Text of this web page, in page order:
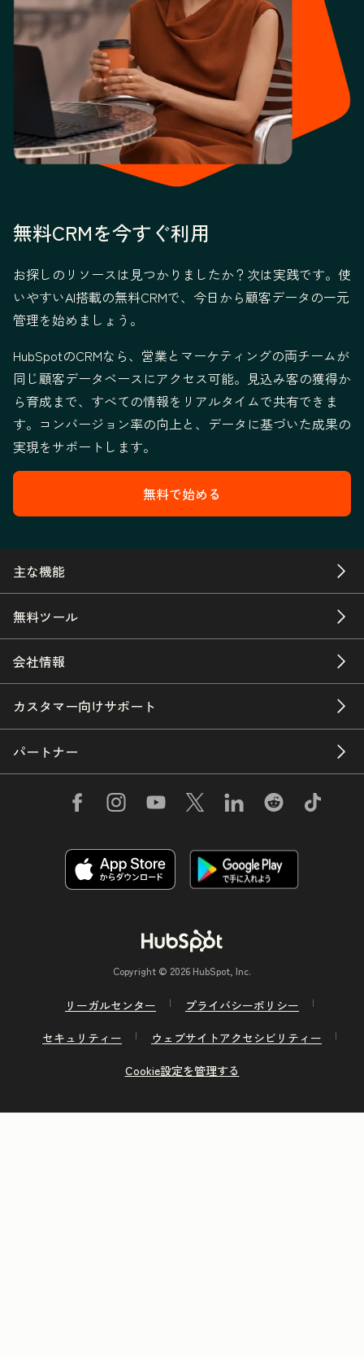
無料CRMを今すぐ利用
お探しのリソースは見つかりましたか？次は実践です。使
いやすいAI搭載の無料CRMで、今日から顧客データの一元
管理を始めましょう。
HubSpotのCRMなら、営業とマーケティングの両チームが
同じ顧客データベースにアクセス可能。見込み客の獲得か
ら育成まで、すべての情報をリアルタイムで共有できま
す。コンバージョン率の向上と、データに基づいた成果の
実現をサポートします。
無料で始める
主な機能
無料ツール
会社情報
カスタマー向けサポート
パートナー
Copyright © 2026 HubSpot, Inc.
リーガルセンター
プライバシーポリシー
セキュリティー
ウェブサイトアクセシビリティー
Cookie設定を管理する